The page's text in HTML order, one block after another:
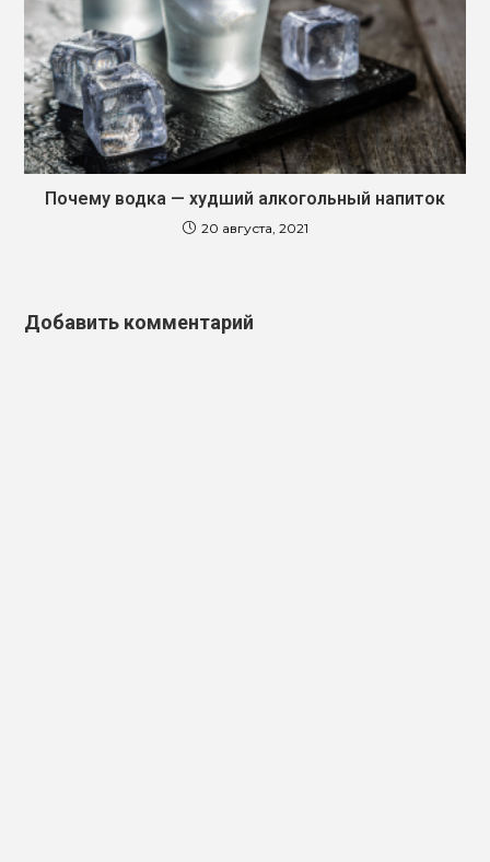
Почему водка — худший алкогольный напиток
20 августа, 2021
Добавить комментарий